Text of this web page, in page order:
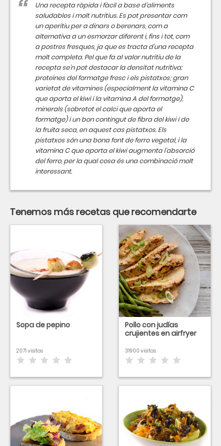
Una recepta ràpida i fàcil a base d’aliments
saludables i molt nutritius. Es pot presentar com
un aperitiu per a dinars o berenars, com a
alternativa a un esmorzar diferent i, fins i tot, com
a postres fresques, ja que es tracta d’una recepta
molt completa. Pel que fa al valor nutritiu de la
recepta se’n pot destacar la densitat nutritiva:
proteïnes del formatge fresc i els pistatxos; gran
varietat de vitamines (especialment la vitamina C
que aporta el kiwi i la vitamina A del formatge),
minerals (sobretot el calci que aporta el
formatge) i un bon contingut de fibra del kiwi i de
la fruita seca, en aquest cas pistatxos. Els
pistatxos són una bona font de ferro vegetal, i la
vitamina C que aporta el kiwi augmenta l’absorció
del ferro, per la qual cosa és una combinació molt
interessant.
Tenemos más recetas que recomendarte
Sopa de pepino
2071 visitas
Pollo con judías
crujientes en airfryer
31900 visitas